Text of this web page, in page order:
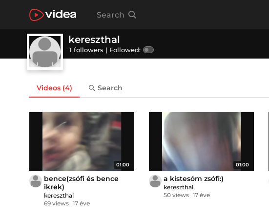
Search
kereszthal
1 followers | Followed:
Videos (4) Search
01:00
bence(zsófi és bence
ikrek)
kereszthal
69 views 17 éve
01:00
a kistesóm zsófi:)
kereszthal
50 views 17 éve